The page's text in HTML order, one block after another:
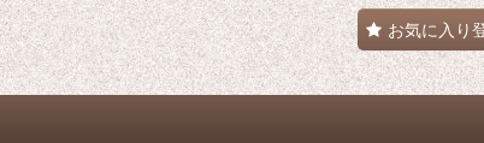
お気に入り